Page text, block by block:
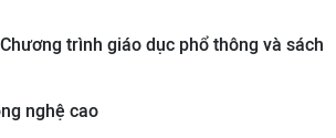
trình giáo dục phổ thông và sách
nghệ cao